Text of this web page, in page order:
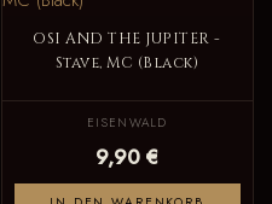
OSI AND THE JUPITER -
Stave, MC (Black)
EISENWALD
9,90 €